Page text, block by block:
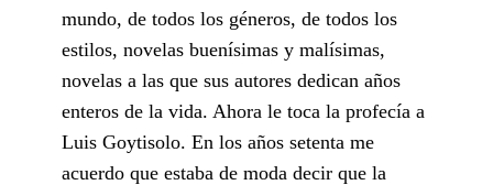
mundo, de todos los géneros, de todos los
estilos, novelas buenísimas y malísimas,
novelas a las que sus autores dedican años
enteros de la vida. Ahora le toca la profecía a
Luis Goytisolo. En los años setenta me
acuerdo que estaba de moda decir que la